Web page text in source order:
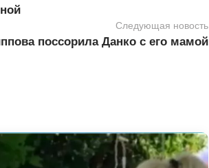
Следующая новость
поссорила Данко с его мамой